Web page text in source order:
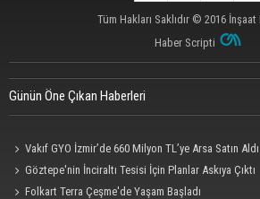
Tüm Hakları Saklıdır © 2016 İnşaat
Haber Scripti
Günün Öne Çıkan Haberleri
Vakıf GYO İzmir’de 660 Milyon TL’ye Arsa Satın Aldı
Göztepe'nin İnciraltı Tesisi İçin Planlar Askıya Çıktı
Folkart Terra Çeşme'de Yaşam Başladı